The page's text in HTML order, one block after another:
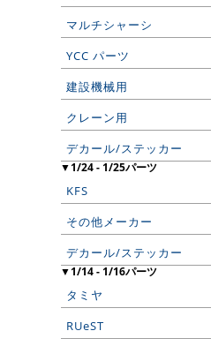
マルチシャーシ
YCC パーツ
建設機械用
クレーン用
デカール/ステッカー
▼1/24 - 1/25パーツ
KFS
その他メーカー
デカール/ステッカー
▼1/14 - 1/16パーツ
タミヤ
RUeST